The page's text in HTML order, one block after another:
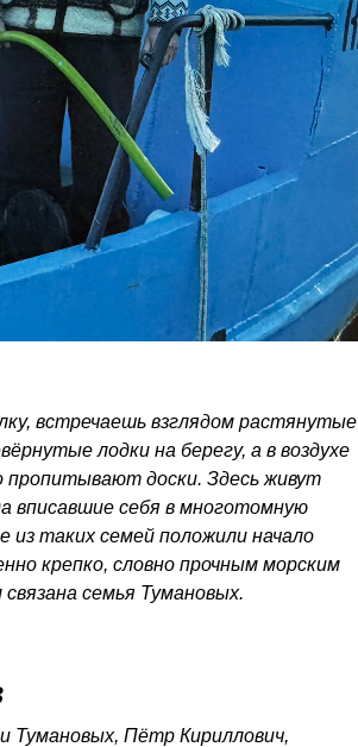
встречаешь взглядом растянутые
лодки на берегу, а в воздухе
доски. Здесь живут
вписавшие себя в многотомную
из таких семей положили начало
крепко, словно прочным морским
семья Тумановых.
Тумановых, Пётр Кириллович,